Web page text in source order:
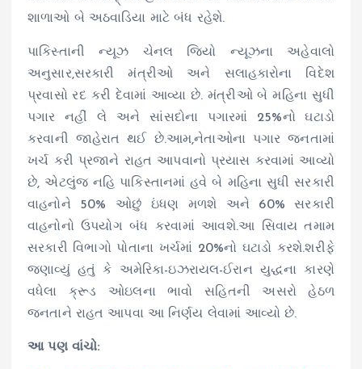
શાળાઓ બે અઠવાડિયા માટે બંધ રહેશે.
પાકિસ્તાની ન્યૂઝ ચેનલ જિયો ન્યૂઝના અહેવાલો
અનુસાર,સરકારી મંત્રીઓ અને સલાહકારોના વિદેશ
પ્રવાસો રદ કરી દેવામાં આવ્યા છે. મંત્રીઓ બે મહિના સુધી
પગાર નહીં લે અને સાંસદોના પગારમાં 25%નો ઘટાડો
કરવાની જાહેરાત થઈ છે.આમ,નેતાઓના પગાર જનતામાં
ખર્ચ કરી પ્રજાને રાહત આપવાનો પ્રયાસ કરવામાં આવ્યો
છે, એટલુંજ નહિ પાકિસ્તાનમાં હવે બે મહિના સુધી સરકારી
વાહનોને 50% ઓછું ઇંધણ મળશે અને 60% સરકારી
વાહનોનો ઉપયોગ બંધ કરવામાં આવશે.આ સિવાય તમામ
સરકારી વિભાગો પોતાના ખર્ચમાં 20%નો ઘટાડો કરશે.શરીફે
જણાવ્યું હતું કે અમેરિકા-ઇઝરાયલ-ઈરાન યુદ્ધના કારણે
વધેલા ક્રૂડ ઓઇલના ભાવો સહિતની અસરો હેઠળ
જનતાને રાહત આપવા આ નિર્ણય લેવામાં આવ્યો છે.
આ પણ વાંચો: